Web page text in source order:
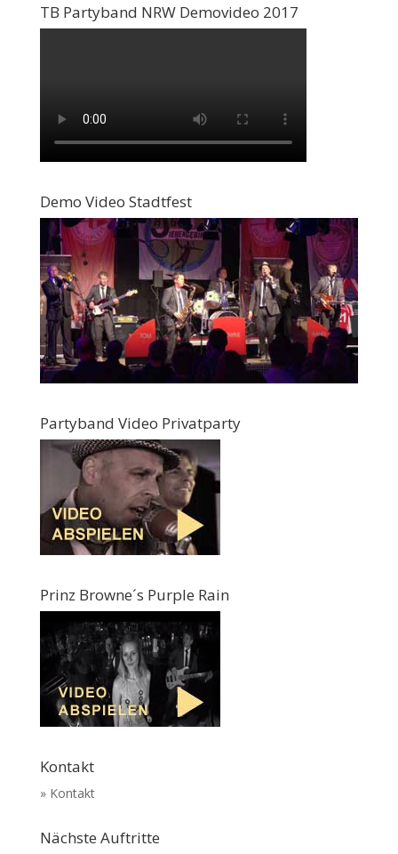
TB Partyband NRW Demovideo 2017
Demo Video Stadtfest
Partyband Video Privatparty
Prinz Browne´s Purple Rain
Kontakt
» Kontakt
Nächste Auftritte